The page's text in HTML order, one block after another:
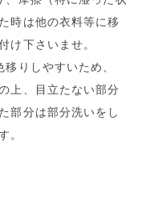
時は他の衣料等に移
け下さいませ。
りしやすいため、
上、目立たない部分
部分は部分洗いをし
。